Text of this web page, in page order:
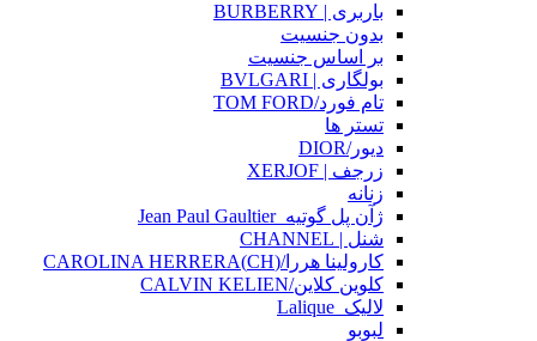
باربری | BURBERRY
بدون جنسیت
بر اساس جنسیت
بولگاری | BVLGARI
تام فورد/TOM FORD
تستر ها
دیور/DIOR
زرجف | XERJOF
زنانه
ژآن پل گوتیه_Jean Paul Gaultier
شنل | CHANNEL
کارولینا هررا/(CH)CAROLINA HERRERA
کلوین کلاین/CALVIN KELIEN
لالیک_Lalique
لبوبو